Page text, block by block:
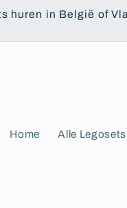
huren in België of
Home Alle Legosets